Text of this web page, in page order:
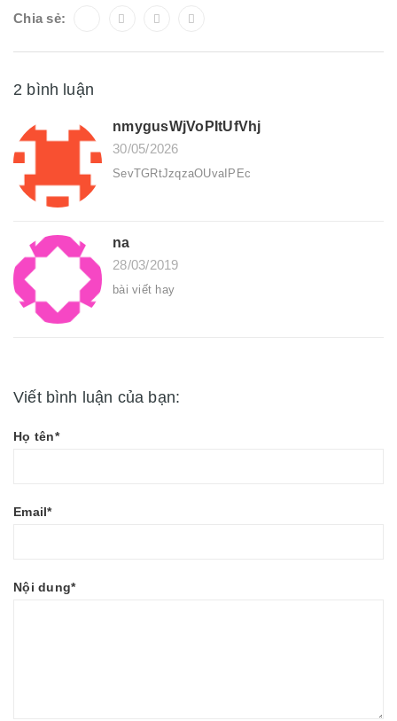
Chia sẻ:
2 bình luận
nmygusWjVoPItUfVhj
30/05/2026
SevTGRtJzqzaOUvaIPEc
na
28/03/2019
bài viết hay
Viết bình luận của bạn:
Họ tên*
Email*
Nội dung*